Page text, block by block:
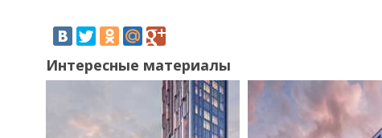
Интересные материалы